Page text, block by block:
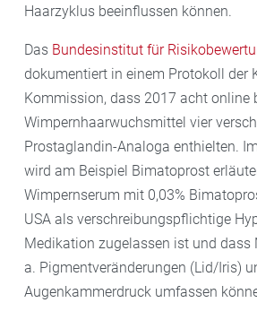
Haarzyklus beeinflussen können.
Das Bundesinstitut für
dokumentiert in einem Protokoll der
Kommission, dass 2017 acht online
Wimpernhaarwuchsmittel vier
Prostaglandin-Analoga enthielten.
wird am Beispiel Bimatoprost
Wimpernserum mit 0,03%
USA als verschreibungspflichtige
Medikation zugelassen ist und dass
a. Pigmentveränderungen (Lid/Iris)
Augenkammerdruck umfassen